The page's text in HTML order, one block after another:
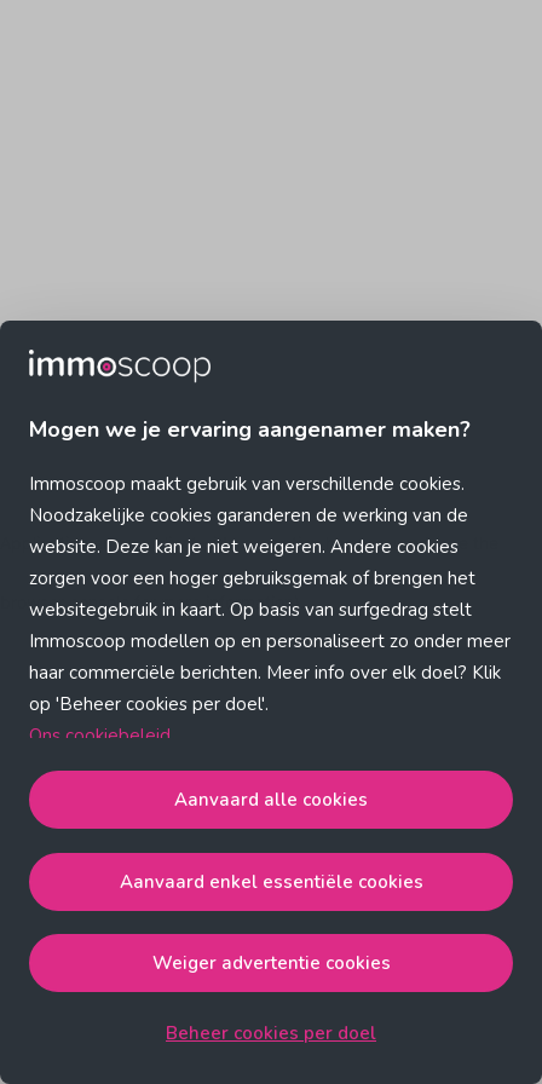
Mogen we je ervaring aangenamer maken?
Immoscoop maakt gebruik van verschillende cookies.
Noodzakelijke cookies garanderen de werking van de
website. Deze kan je niet weigeren. Andere cookies
zorgen voor een hoger gebruiksgemak of brengen het
websitegebruik in kaart. Op basis van surfgedrag stelt
Immoscoop modellen op en personaliseert zo onder meer
haar commerciële berichten. Meer info over elk doel? Klik
op 'Beheer cookies per doel'.
Ons cookiebeleid
Aanvaard alle cookiesgaat akkoord met de strict
noodzakelijke, analytische, functionele en advertentie
cookies.
de strict noodzakelijke cookies.
Weiger advertentie cookiesgaat akkoord met de strict
Aanvaard alle cookies
Aanvaard enkel essentiële cookies
Weiger advertentie cookies
Beheer cookies per doel
Application error: a client-side exception has occurred (see the
browser console for more information)